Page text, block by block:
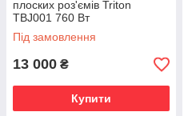
плоских роз'ємів Triton
TBJ001 760 Вт
Під замовлення
13 000 ₴
Купити